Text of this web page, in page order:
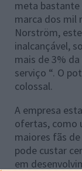
meta bastante
marca dos mil
Norström,
inalcançável,
mais de 3%
serviço “. O
colossal.
A empresa
ofertas, como
maiores fãs
pode custar
em